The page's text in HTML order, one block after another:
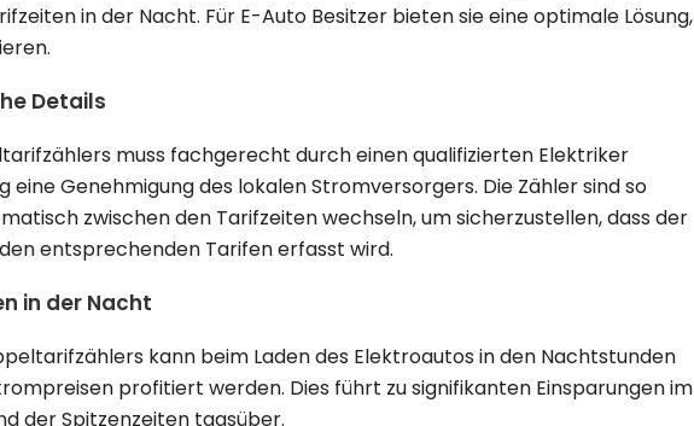
in der Nacht. Für E-Auto Besitzer bieten sie eine optimale Lösung,
Details
muss fachgerecht durch einen qualifizierten Elektriker
Genehmigung des lokalen Stromversorgers. Die Zähler sind so
zwischen den Tarifzeiten wechseln, um sicherzustellen, dass der
entsprechenden Tarifen erfasst wird.
in der Nacht
kann beim Laden des Elektroautos in den Nachtstunden
profitiert werden. Dies führt zu signifikanten Einsparungen im
der Spitzenzeiten tagsüber.